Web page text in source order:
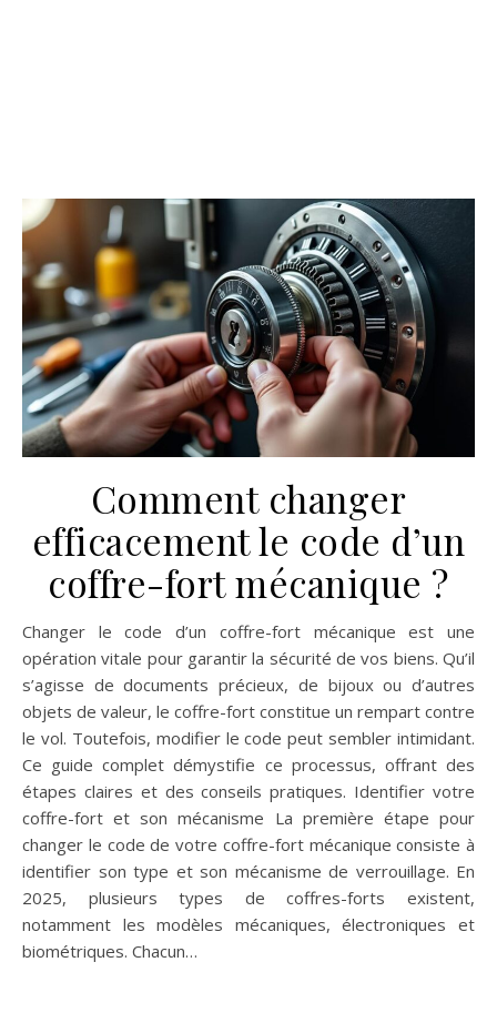
Comment changer
efficacement le code d’un
coffre-fort mécanique ?
Changer le code d’un coffre-fort mécanique est une
opération vitale pour garantir la sécurité de vos biens. Qu’il
s’agisse de documents précieux, de bijoux ou d’autres
objets de valeur, le coffre-fort constitue un rempart contre
le vol. Toutefois, modifier le code peut sembler intimidant.
Ce guide complet démystifie ce processus, offrant des
étapes claires et des conseils pratiques. Identifier votre
coffre-fort et son mécanisme La première étape pour
changer le code de votre coffre-fort mécanique consiste à
identifier son type et son mécanisme de verrouillage. En
2025, plusieurs types de coffres-forts existent,
notamment les modèles mécaniques, électroniques et
biométriques. Chacun…